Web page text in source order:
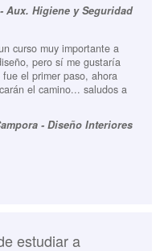
Aux. Higiene y Seguridad
curso muy importante a
pero sí me gustaría
el primer paso, ahora
el camino... saludos a
- Diseño Interiores
estudiar a